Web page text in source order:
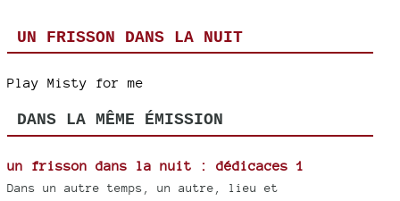
UN FRISSON DANS LA NUIT
Play Misty for me
DANS LA MÊME ÉMISSION
un frisson dans la nuit : dédicaces 1
Dans un autre temps, un autre, lieu et